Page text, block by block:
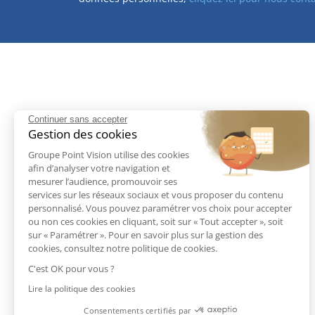
Continuer sans accepter
Gestion des cookies
Groupe Point Vision utilise des cookies
afin d’analyser votre navigation et
mesurer l’audience, promouvoir ses
services sur les réseaux sociaux et vous proposer du contenu
personnalisé. Vous pouvez paramétrer vos choix pour accepter
ou non ces cookies en cliquant, soit sur « Tout accepter », soit
sur « Paramétrer ». Pour en savoir plus sur la gestion des
cookies, consultez notre politique de cookies.
C'est OK pour vous ?
Lire la politique des cookies
Consentements certifiés par